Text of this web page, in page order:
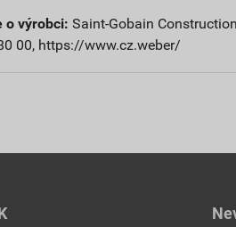
o výrobci: Saint-Gobain
00, https://www.cz.weber/